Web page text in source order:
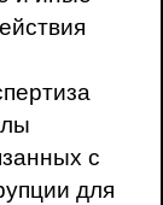
с
для